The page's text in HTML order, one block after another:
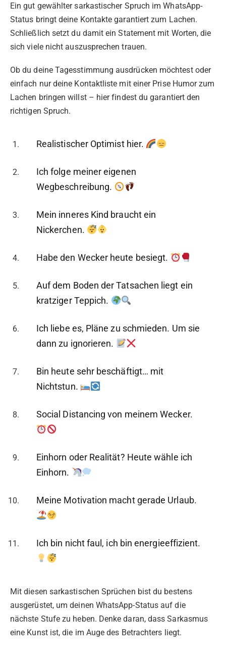
Ein gut gewählter sarkastischer Spruch im WhatsApp-
Status bringt deine Kontakte garantiert zum Lachen.
Schließlich setzt du damit ein Statement mit Worten, die
sich viele nicht auszusprechen trauen.
Ob du deine Tagesstimmung ausdrücken möchtest oder
einfach nur deine Kontaktliste mit einer Prise Humor zum
Lachen bringen willst – hier findest du garantiert den
richtigen Spruch.
Realistischer Optimist hier.
Ich folge meiner eigenen
Wegbeschreibung.
Mein inneres Kind braucht ein
Nickerchen.
Habe den Wecker heute besiegt.
Auf dem Boden der Tatsachen liegt ein
kratziger Teppich.
Ich liebe es, Pläne zu schmieden. Um sie
dann zu ignorieren.
Bin heute sehr beschäftigt… mit
Nichtstun.
Social Distancing von meinem Wecker.
Einhorn oder Realität? Heute wähle ich
Einhorn.
Meine Motivation macht gerade Urlaub.
Ich bin nicht faul, ich bin energieeffizient.
Mit diesen sarkastischen Sprüchen bist du bestens
ausgerüstet, um deinen WhatsApp-Status auf die
nächste Stufe zu heben. Denke daran, dass Sarkasmus
eine Kunst ist, die im Auge des Betrachters liegt.